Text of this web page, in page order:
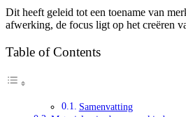
Dit heeft geleid tot een toename van
afwerking, de focus ligt op het creëren
Table of Contents
Samenvatting